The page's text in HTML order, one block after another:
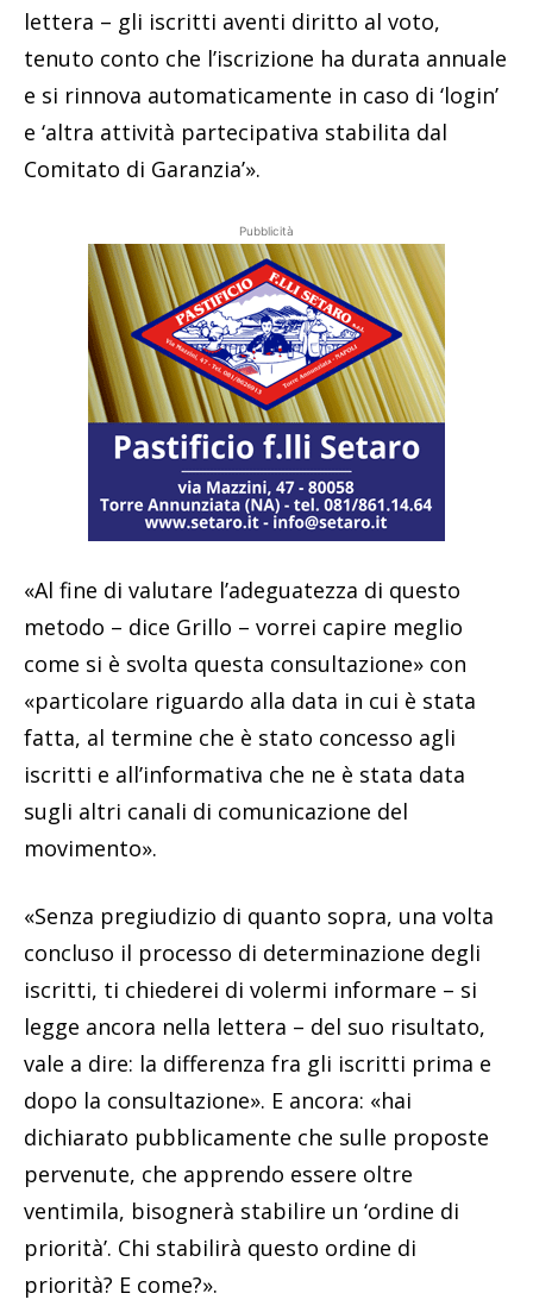
lettera – gli iscritti aventi diritto al voto,
tenuto conto che l’iscrizione ha durata annuale
e si rinnova automaticamente in caso di ‘login’
e ‘altra attività partecipativa stabilita dal
Comitato di Garanzia’».
Pubblicità
«Al fine di valutare l’adeguatezza di questo
metodo – dice Grillo – vorrei capire meglio
come si è svolta questa consultazione» con
«particolare riguardo alla data in cui è stata
fatta, al termine che è stato concesso agli
iscritti e all’informativa che ne è stata data
sugli altri canali di comunicazione del
movimento».
«Senza pregiudizio di quanto sopra, una volta
concluso il processo di determinazione degli
iscritti, ti chiederei di volermi informare – si
legge ancora nella lettera – del suo risultato,
vale a dire: la differenza fra gli iscritti prima e
dopo la consultazione». E ancora: «hai
dichiarato pubblicamente che sulle proposte
pervenute, che apprendo essere oltre
ventimila, bisognerà stabilire un ‘ordine di
priorità’. Chi stabilirà questo ordine di
priorità? E come?».